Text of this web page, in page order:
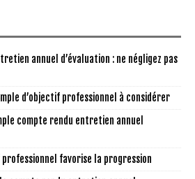
annuel d’évaluation : ne négligez pas
d’objectif professionnel à considérer
compte rendu entretien annuel
professionnel favorise la progression